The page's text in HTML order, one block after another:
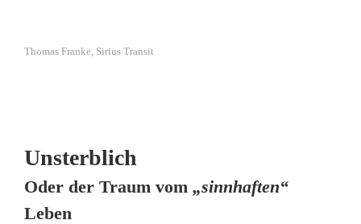
Thomas Franke, Sirius Transit
Unsterblich
Oder der Traum vom „sinnhaften“
Leben